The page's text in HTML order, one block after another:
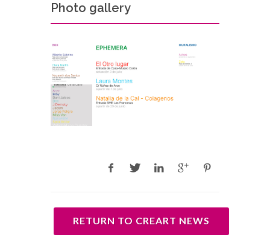
Photo gallery
RETURN TO CREART NEWS